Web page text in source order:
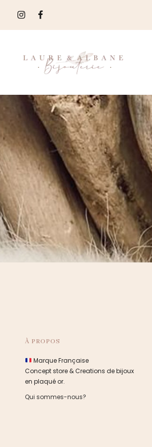
À PROPOS
Marque Française
Concept store & Creations de bijoux
en plaqué or.
Qui sommes-nous?